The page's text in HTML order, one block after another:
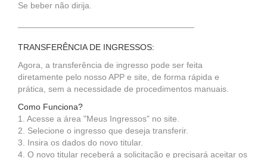
Se beber não dirija.
TRANSFERÊNCIA DE INGRESSOS:
Agora, a transferência de ingresso pode ser feita
diretamente pelo nosso APP e site, de forma rápida e
prática, sem a necessidade de procedimentos manuais.
Como Funciona?
1. Acesse a área "Meus Ingressos" no site.
2. Selecione o ingresso que deseja transferir.
3. Insira os dados do novo titular.
4. O novo titular receberá a solicitação e precisará aceitar os